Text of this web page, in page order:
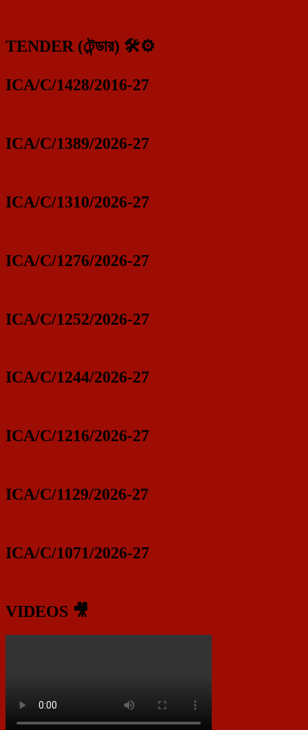
TENDER (টেন্ডার) 🛠️⚙️
ICA/C/1428/2016-27
ICA/C/1389/2026-27
ICA/C/1310/2026-27
ICA/C/1276/2026-27
ICA/C/1252/2026-27
ICA/C/1244/2026-27
ICA/C/1216/2026-27
ICA/C/1129/2026-27
ICA/C/1071/2026-27
VIDEOS 🎥